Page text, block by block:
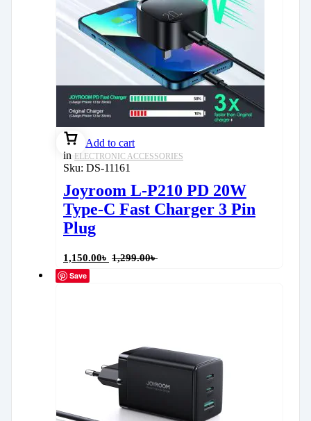
Add to cart
in ELECTRONIC ACCESSORIES
Sku: DS-11161
Joyroom L-P210 PD 20W
Type-C Fast Charger 3 Pin
Plug
1,150.00৳ 1,299.00৳
Save